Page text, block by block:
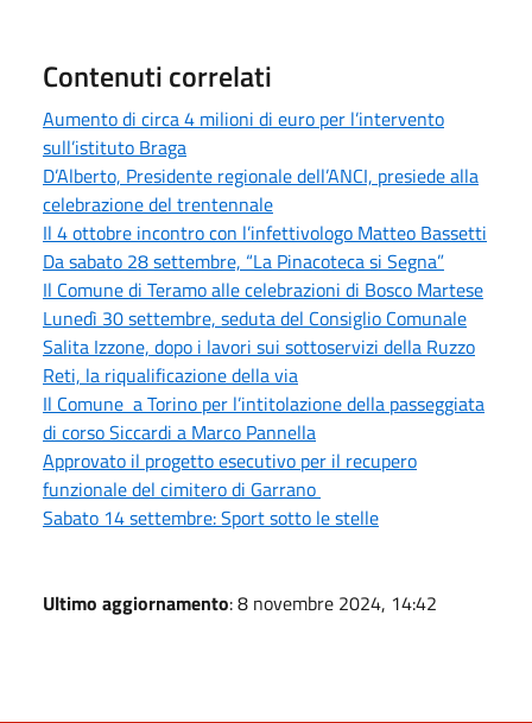
Contenuti correlati
Aumento di circa 4 milioni di euro per l’intervento
sull’istituto Braga
D’Alberto, Presidente regionale dell’ANCI, presiede alla
celebrazione del trentennale
Il 4 ottobre incontro con l’infettivologo Matteo Bassetti
Da sabato 28 settembre, “La Pinacoteca si Segna”
Il Comune di Teramo alle celebrazioni di Bosco Martese
Lunedì 30 settembre, seduta del Consiglio Comunale
Salita Izzone, dopo i lavori sui sottoservizi della Ruzzo
Reti, la riqualificazione della via
Il Comune a Torino per l’intitolazione della passeggiata
di corso Siccardi a Marco Pannella
Approvato il progetto esecutivo per il recupero
funzionale del cimitero di Garrano
Sabato 14 settembre: Sport sotto le stelle
Ultimo aggiornamento: 8 novembre 2024, 14:42